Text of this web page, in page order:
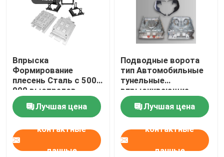
Впрыска
Формирование
плесень Сталь с 500
000 выстрелов
Формирование Жизнь
Край ворота
выбросник рукава
Лучшая цена
контактные
данные
Подводные ворота
тип Автомобильные
тунельные
впрыскивающие
ворота с горячим
бегуном Юдо
Лучшая цена
контактные
данные